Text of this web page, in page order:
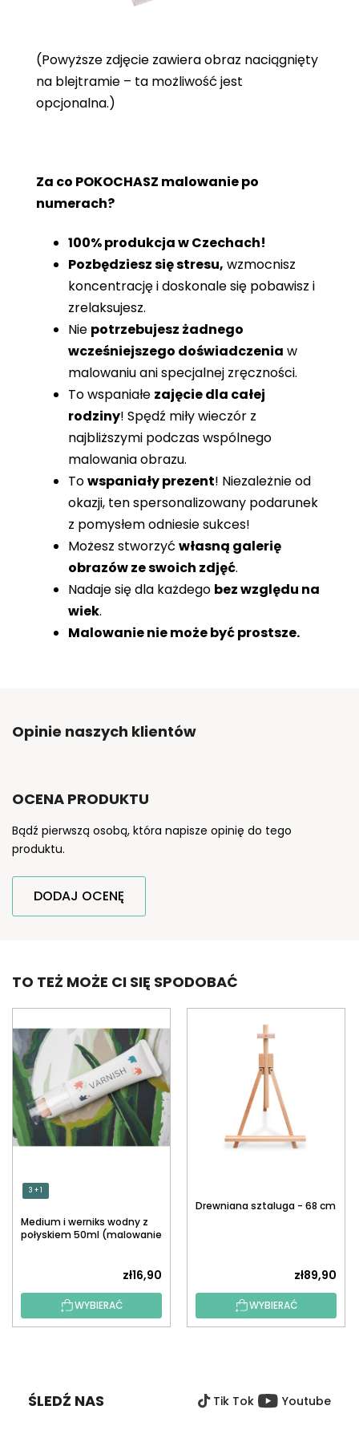
(Powyższe zdjęcie zawiera obraz naciągnięty
na blejtramie – ta możliwość jest
opcjonalna.)
Za co POKOCHASZ malowanie po
numerach?
100% produkcja w Czechach!
Pozbędziesz się stresu, wzmocnisz
koncentrację i doskonale się pobawisz i
zrelaksujesz.
Nie potrzebujesz żadnego
wcześniejszego doświadczenia w
malowaniu ani specjalnej zręczności.
To wspaniałe zajęcie dla całej
rodziny! Spędź miły wieczór z
najbliższymi podczas wspólnego
malowania obrazu.
Towspaniały prezent! Niezależnie od
okazji, ten spersonalizowany podarunek
z pomysłem odniesie sukces!
Możesz stworzyć własną galerię
obrazów ze swoich zdjęć.
Nadaje się dla każdego bez względu na
wiek.
Malowanie nie może być prostsze.
Opinie naszych klientów
OCENA PRODUKTU
Bądź pierwszą osobą, która napisze opinię do tego
produktu.
DODAJ OCENĘ
TO TEŻ MOŻE CI SIĘ SPODOBAĆ
3 + 1
Medium i werniks wodny z
połyskiem 50ml (malowanie
zł16,90
WYBIERAĆ
Drewniana sztaluga - 68 cm
zł89,90
WYBIERAĆ
ŚLEDŹ NAS Tik Tok Youtube